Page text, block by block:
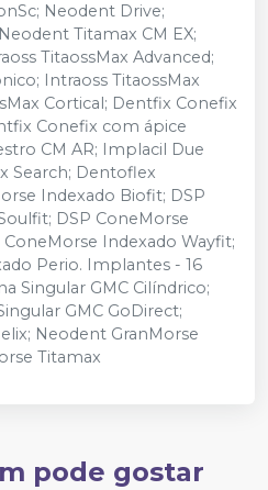
Neodent Drive;
Titamax CM EX;
TitaossMax Advanced;
Intraoss TitaossMax
Cortical; Dentfix Conefix
Conefix com ápice
CM AR; Implacil Due
Search; Dentoflex
Indexado Biofit; DSP
DSP ConeMorse
Indexado Wayfit;
Perio. Implantes - 16
Singular GMC Cilíndrico;
GMC GoDirect;
Neodent GranMorse
Titamax
pode gostar